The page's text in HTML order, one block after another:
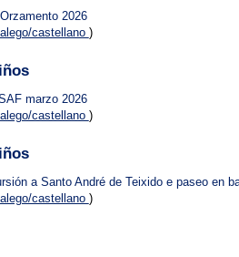
2026
castellano )
marzo 2026
castellano )
a Santo André de Teixido e paseo en
castellano )